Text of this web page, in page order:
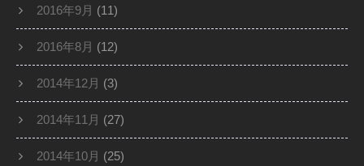
2016年9月 (11)
2016年8月 (12)
2014年12月 (3)
2014年11月 (27)
2014年10月 (25)